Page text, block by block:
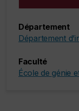
Département
Département
Faculté
École de génie